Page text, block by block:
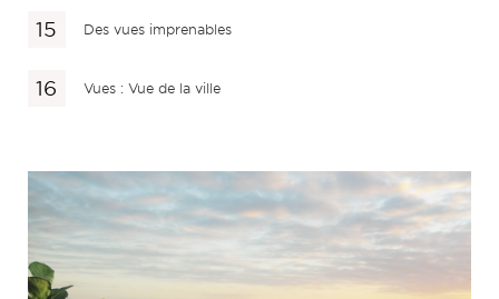
Des vues imprenables
Vues : Vue de la ville